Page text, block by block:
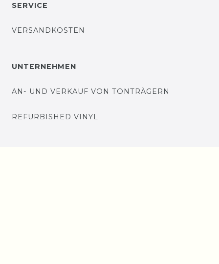
SERVICE
VERSANDKOSTEN
UNTERNEHMEN
AN- UND VERKAUF VON TONTRÄGERN
REFURBISHED VINYL